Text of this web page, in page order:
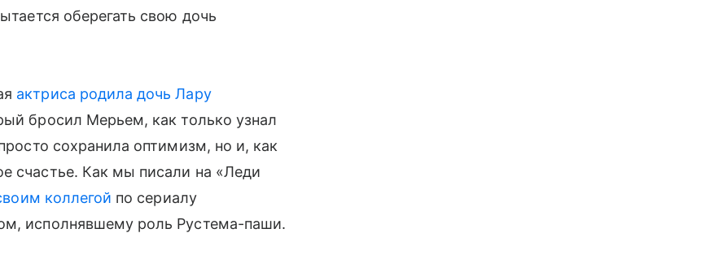
оберегать свою дочь
актриса родила дочь Лару
бросил Мерьем, как только узнал
сохранила оптимизм, но и, как
счастье. Как мы писали на «Леди
коллегой по сериалу
исполнявшему роль Рустема-паши.